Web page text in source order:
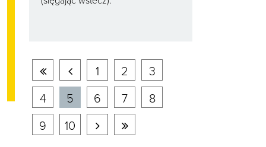
Pierwsza
strona
Poprzednia
strona
1 2
3
4
5 6 7
8
9
10
NastępnaOstatnia